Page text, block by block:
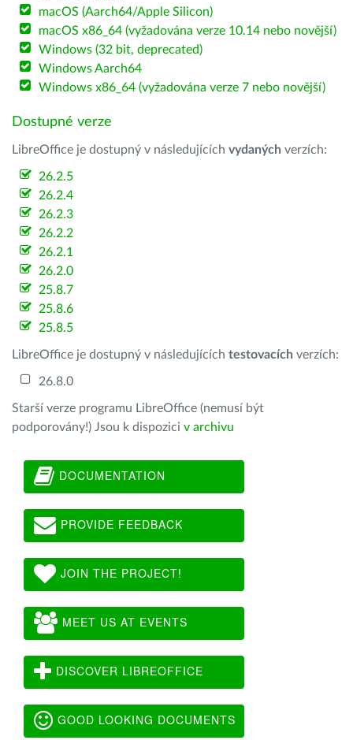
macOS (Aarch64/Apple Silicon)
macOS x86_64 (vyžadována verze 10.14 nebo novější)
Windows (32 bit, deprecated)
Windows Aarch64
Windows x86_64 (vyžadována verze 7 nebo novější)
Dostupné verze
LibreOffice je dostupný v následujících vydaných verzích:
26.2.5
26.2.4
26.2.3
26.2.2
26.2.1
26.2.0
25.8.7
25.8.6
25.8.5
LibreOffice je dostupný v následujících testovacích verzích:
26.8.0
Starší verze programu LibreOffice (nemusí být
podporovány!) Jsou k dispozici v archivu
DOCUMENTATION
PROVIDE FEEDBACK
JOIN THE PROJECT!
MEET US AT EVENTS
DISCOVER LIBREOFFICE
GOOD LOOKING DOCUMENTS